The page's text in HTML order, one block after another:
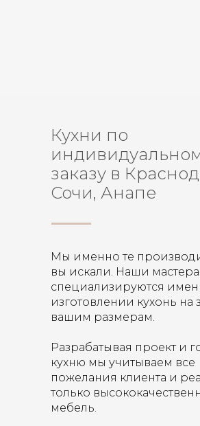
Кухни по
заказу в
Сочи, Анапе
Мы именно те
вы искали. Наши мастера
специализируются
изготовлении кухонь на
вашим размерам.
Разрабатывая проект и
кухню мы учитываем все
пожелания клиента и
только
мебель.